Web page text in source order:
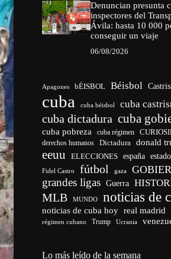
Denuncian presunta
inspectores del
Ávila: hasta 10 000
conseguir un viaje
06/08/2026
Apagones bÉISBOL Béisbol
cuba cuba béisbol cuba
cuba dictadura cuba
cuba pobreza cuba régimen
derechos humanos Dictadura donald
eeuu ELECCIONES españa
Fidel Castro fútbol gaza
grandes ligas Guerra
MLB MUNDO noticias de
noticias de cuba hoy real madrid
régimen cubano Trump Ucrania
Lo más leído de la semana